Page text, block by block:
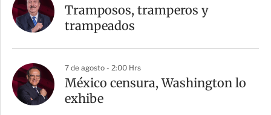
Tramposos, tramperos y
trampeados
7 de agosto - 2:00 Hrs
México censura, Washington lo
exhibe